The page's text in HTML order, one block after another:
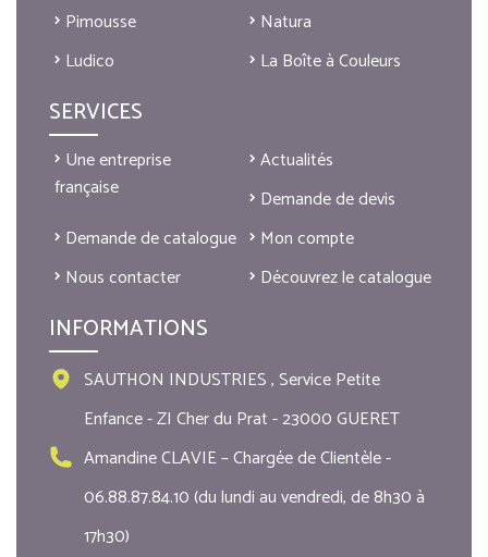
Pimousse
Natura
Ludico
La Boîte à Couleurs
SERVICES
Une entreprise
française
Actualités
Demande de devis
Demande de catalogue
Mon compte
Nous contacter
Découvrez le catalogue
INFORMATIONS
SAUTHON INDUSTRIES , Service Petite
Enfance - ZI Cher du Prat - 23000 GUERET
Amandine CLAVIE – Chargée de Clientèle -
06.88.87.84.10 (du lundi au vendredi, de 8h30 à
17h30)